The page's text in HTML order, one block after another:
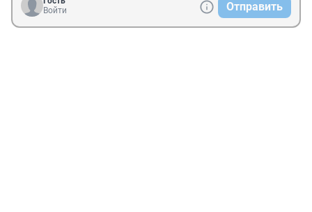
Войти
Отправить